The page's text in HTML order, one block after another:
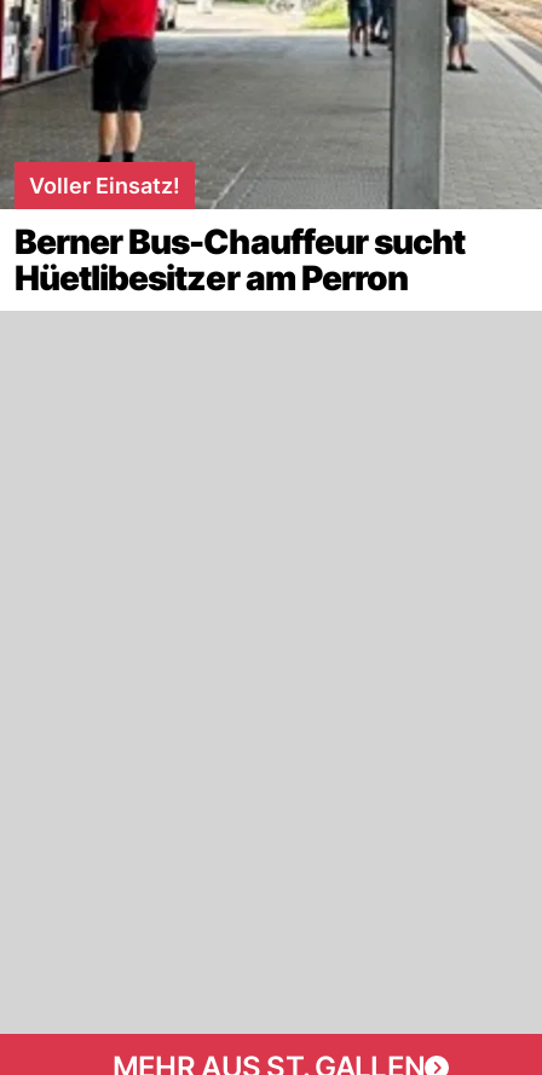
Voller Einsatz!
Berner Bus-Chauffeur sucht
Hüetlibesitzer am Perron
MEHR AUS ST. GALLEN